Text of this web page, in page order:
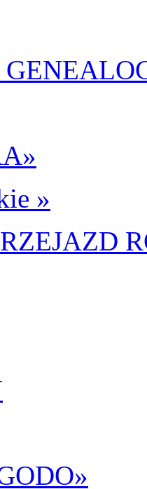
»
»
»